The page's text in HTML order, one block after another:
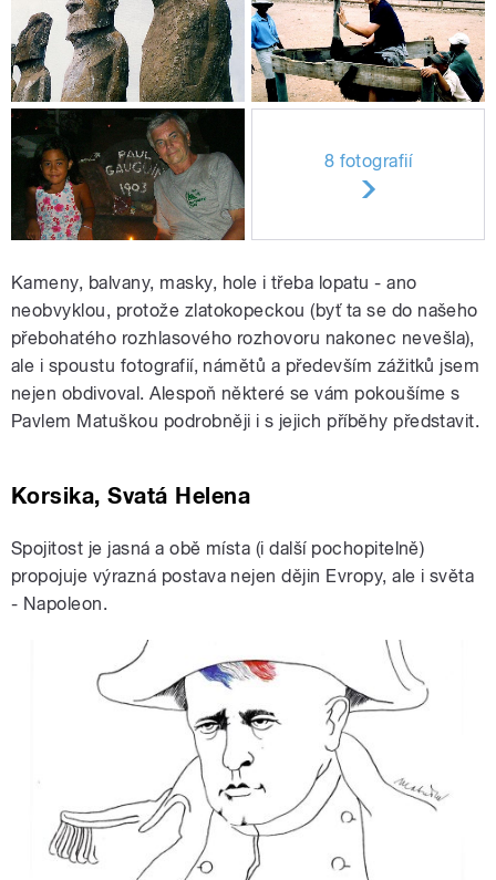
8 fotografií
Kameny, balvany, masky, hole i třeba lopatu - ano
neobvyklou, protože zlatokopeckou (byť ta se do našeho
přebohatého rozhlasového rozhovoru nakonec nevešla),
ale i spoustu fotografií, námětů a především zážitků jsem
nejen obdivoval. Alespoň některé se vám pokoušíme s
Pavlem Matuškou podrobněji i s jejich příběhy představit.
Korsika, Svatá Helena
Spojitost je jasná a obě místa (i další pochopitelně)
propojuje výrazná postava nejen dějin Evropy, ale i světa
- Napoleon.